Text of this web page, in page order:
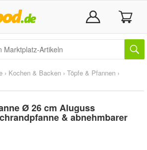
› Kochen & Backen › Töpfe & Pfannen ›
Ø 26 cm Aluguss
& abnehmbarer